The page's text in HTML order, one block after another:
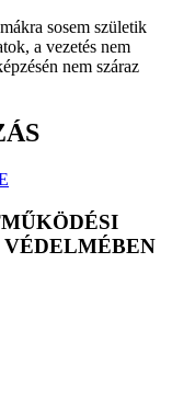
sosem születik
a vezetés nem
nem száraz